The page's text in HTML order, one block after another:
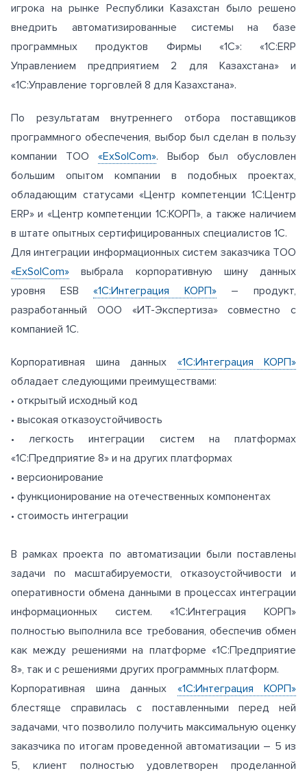
игрока на рынке Республики Казахстан было решено
внедрить автоматизированные системы на базе
программных продуктов Фирмы «1С»: «1С:ERP
Управлением предприятием 2 для Казахстана» и
«1С:Управление торговлей 8 для Казахстана».
По результатам внутреннего отбора поставщиков
программного обеспечения, выбор был сделан в пользу
компании ТОО «ExSolCom». Выбор был обусловлен
большим опытом компании в подобных проектах,
обладающим статусами «Центр компетенции 1С:Центр
ERP» и «Центр компетенции 1С:КОРП», а также наличием
в штате опытных сертифицированных специалистов 1С.
Для интеграции информационных систем заказчика ТОО
«ExSolCom» выбрала корпоративную шину данных
уровня ESB«1С:Интеграция КОРП»– продукт,
разработанный ООО «ИТ-Экспертиза» совместно с
компанией 1С.
Корпоративная шина данных «1С:Интеграция КОРП»
обладает следующими преимуществами:
• открытый исходный код
• высокая отказоустойчивость
• легкость интеграции систем на платформах
«1С:Предприятие 8» и на других платформах
• версионирование
• функционирование на отечественных компонентах
• стоимость интеграции
В рамках проекта по автоматизации были поставлены
задачи по масштабируемости, отказоустойчивости и
оперативности обмена данными в процессах интеграции
информационных систем. «1С:Интеграция КОРП»
полностью выполнила все требования, обеспечив обмен
как между решениями на платформе «1С:Предприятие
8», так и с решениями других программных платформ.
Корпоративная шина данных «1С:Интеграция КОРП»
блестяще справилась с поставленными перед ней
задачами, что позволило получить максимальную оценку
заказчика по итогам проведенной автоматизации – 5 из
5, клиент полностью удовлетворен проделанной